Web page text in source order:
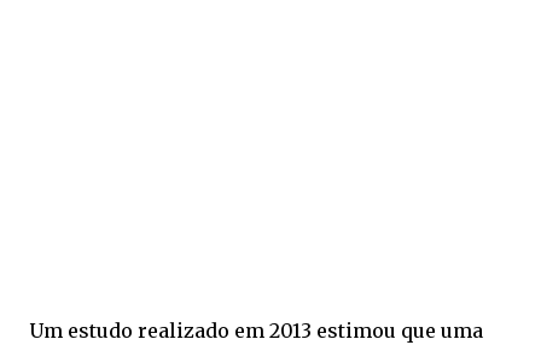
Um estudo realizado em 2013 estimou que uma